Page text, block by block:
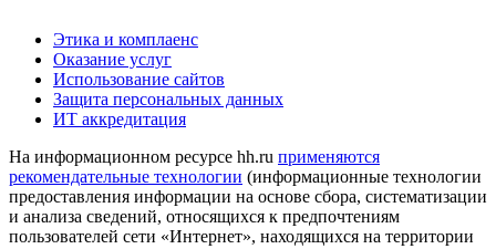
Этика и комплаенс
Оказание услуг
Использование сайтов
Защита персональных данных
ИТ аккредитация
На информационном ресурсе hh.ru применяются
рекомендательные технологии (информационные технологии
предоставления информации на основе сбора, систематизации
и анализа сведений, относящихся к предпочтениям
пользователей сети «Интернет», находящихся на территории